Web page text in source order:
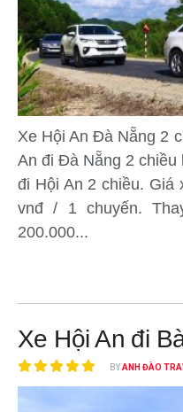
Xe Hội An Đà Nẵng 2
An đi Đà Nẵng 2
đi Hội An 2 chiều. Giá
vnđ / 1 chuyến.
200.000...
Xe Hội An đi
BYANH ĐÀO